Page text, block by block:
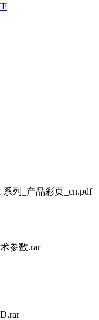
系列_产品彩页_cn.pdf
参数.rar